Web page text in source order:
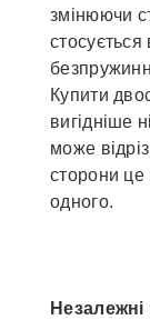
змінюючи
стосується
Купити
вигідніше
може
сторони це
одного.